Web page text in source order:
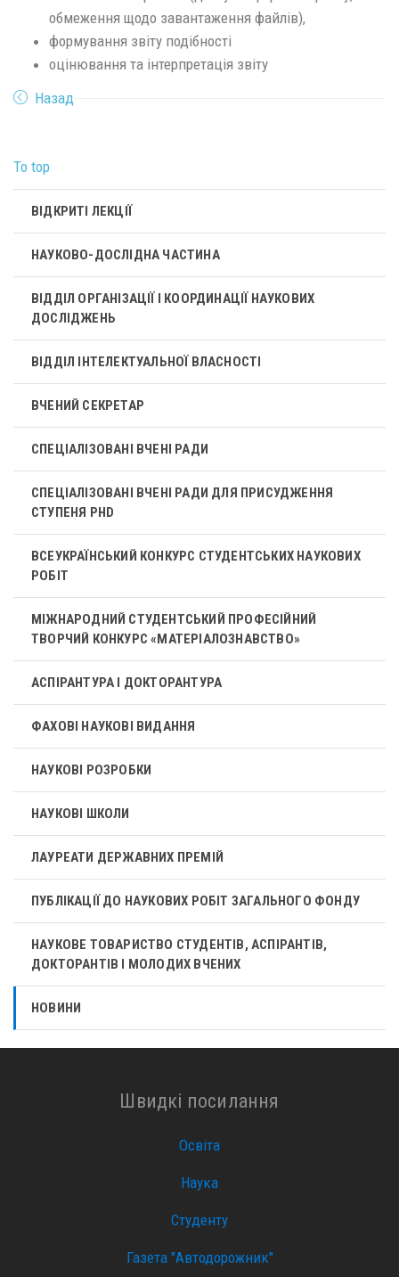
обмеження щодо завантаження файлів),
формування звіту подібності
оцінювання та інтерпретація звіту
Назад
To top
ВІДКРИТІ ЛЕКЦІЇ
НАУКОВО-ДОСЛІДНА ЧАСТИНА
ВІДДІЛ ОРГАНІЗАЦІЇ І КООРДИНАЦІЇ НАУКОВИХ
ДОСЛІДЖЕНЬ
ВІДДІЛ ІНТЕЛЕКТУАЛЬНОЇ ВЛАСНОСТІ
ВЧЕНИЙ СЕКРЕТАР
СПЕЦІАЛІЗОВАНІ ВЧЕНІ РАДИ
СПЕЦІАЛІЗОВАНІ ВЧЕНІ РАДИ ДЛЯ ПРИСУДЖЕННЯ
СТУПЕНЯ PHD
ВСЕУКРАЇНСЬКИЙ КОНКУРС СТУДЕНТСЬКИХ НАУКОВИХ
РОБІТ
МІЖНАРОДНИЙ СТУДЕНТСЬКИЙ ПРОФЕСІЙНИЙ
ТВОРЧИЙ КОНКУРС «МАТЕРІАЛОЗНАВСТВО»
АСПІРАНТУРА І ДОКТОРАНТУРА
ФАХОВІ НАУКОВІ ВИДАННЯ
НАУКОВІ РОЗРОБКИ
НАУКОВІ ШКОЛИ
ЛАУРЕАТИ ДЕРЖАВНИХ ПРЕМІЙ
ПУБЛІКАЦІЇ ДО НАУКОВИХ РОБІТ ЗАГАЛЬНОГО ФОНДУ
НАУКОВЕ ТОВАРИСТВО СТУДЕНТІВ, АСПІРАНТІВ,
ДОКТОРАНТІВ І МОЛОДИХ ВЧЕНИХ
НОВИНИ
Швидкі посилання
Освіта
Наука
Студенту
Газета "Автодорожник"